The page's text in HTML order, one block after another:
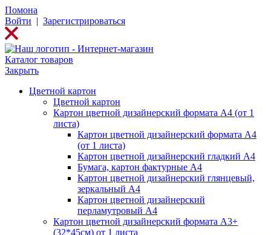
Помона
Войти | Зарегистрироваться
Каталог товаров
Закрыть
Цветной картон
Цветной картон
Картон цветной дизайнерский формата А4 (от 1
листа)
Картон цветной дизайнерский формата А4
(от 1 листа)
Картон цветной дизайнерский гладкий А4
Бумага, картон фактурные А4
Картон цветной дизайнерский глянцевый,
зеркальный А4
Картон цветной дизайнерский
перламутровый А4
Картон цветной дизайнерский формата А3+
(32*45см) от 1 листа